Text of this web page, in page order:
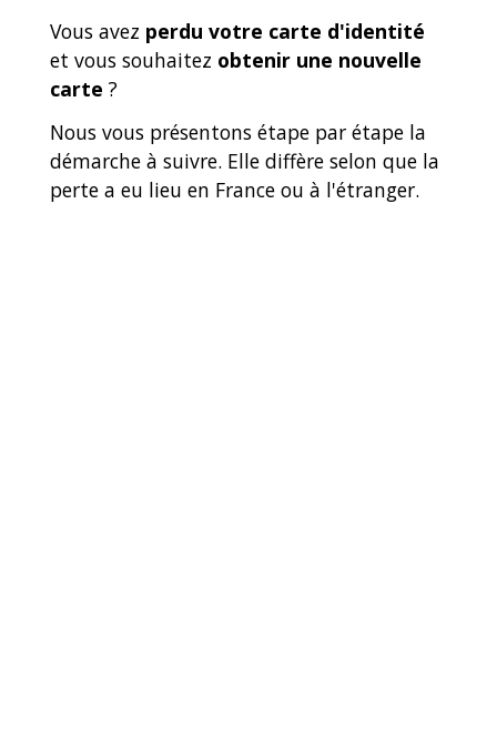
Vous avez perdu votre carte d'identité
et vous souhaitez obtenir une nouvelle
carte ?
Nous vous présentons étape par étape la
démarche à suivre. Elle diffère selon que la
perte a eu lieu en France ou à l'étranger.